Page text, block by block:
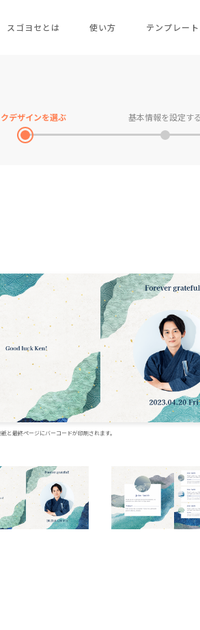
スゴヨセとは 使い方 テンプレー
デザインを選ぶ 基本情報を設定する
と最終ページにバーコードが印刷されます。